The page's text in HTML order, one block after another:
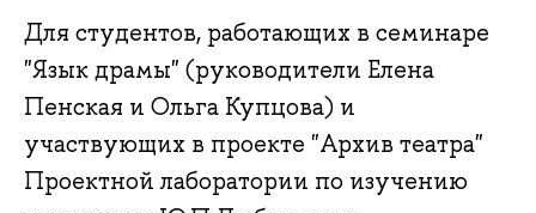
Для студентов, работающих в семинаре
"Язык драмы" (руководители Елена
Пенская и Ольга Купцова) и
участвующих в проекте "Архив театра"
Проектной лаборатории по изучению